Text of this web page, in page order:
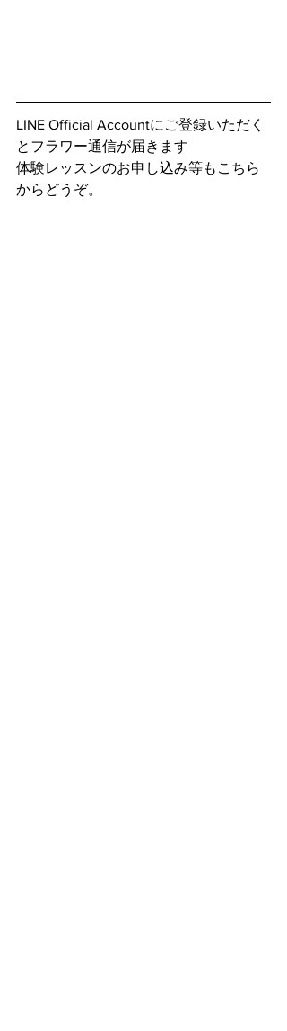
LINE Official Accountにご登録いただく
とフラワー通信が届きます
体験レッスンのお申し込み等もこちら
からどうぞ。